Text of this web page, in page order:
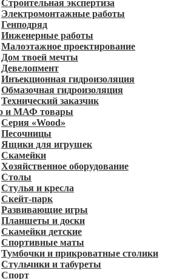
Строительная экспертиза
Электромонтажные работы
Генподряд
Инженерные работы
Малоэтажное проектирование
Дом твоей мечты
Девелопмент
Инъекционная гидроизоляция
Обмазочная гидроизоляция
Технический заказчик
и МАФ товары
Серия «Wood»
Песочницы
Ящики для игрушек
Скамейки
Хозяйственное оборудование
Столы
Стулья и кресла
Скейт-парк
Развивающие игры
Планшеты и доски
Скамейки детские
Спортивные маты
Тумбочки и прикроватные столики
Стульчики и табуреты
Спорт